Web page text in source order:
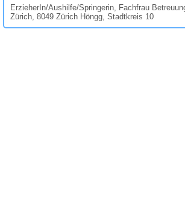
ErzieherIn/Aushilfe/Springerin, Fachfrau
Zürich, 8049 Zürich Höngg, Stadtkreis 10